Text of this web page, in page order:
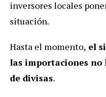
inversores locales
situación.
Hasta el momento, el
las importaciones
de divisas.